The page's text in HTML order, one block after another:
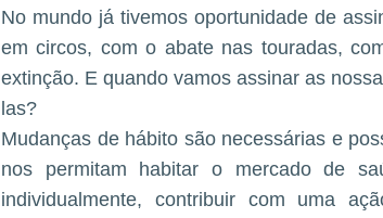
No mundo já tivemos oportunidade de
em circos, com o abate nas touradas,
extinção. E quando vamos assinar as
las?
Mudanças de hábito são necessárias e
nos permitam habitar o mercado de
individualmente, contribuir com uma